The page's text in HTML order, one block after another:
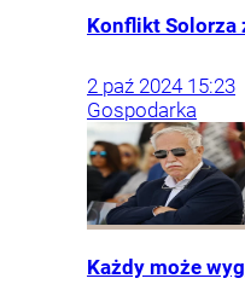
Konflikt Solorza
2 paź 2024 15:23
Gospodarka
Każdy może